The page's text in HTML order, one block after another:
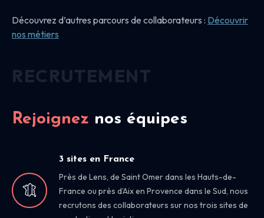
Découvrez d’autres parcours de collaborateurs : Découvrir
nos métiers
Rejoignez nos équipes
3 sites en France
Près de Lens, de Saint Omer dans les Hauts-de-
France ou près d’Aix en Provence dans le Sud, nous
recrutons des collaborateurs sur nos trois sites de
RECRUTEMENT